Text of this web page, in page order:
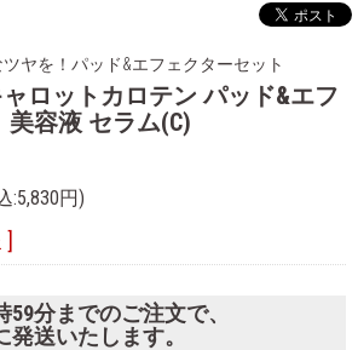
ヤを！パッド&エフェクターセット
ャロットカロテン パッド&エフ
美容液 セラム(C)
:5,830円)
]
59分までのご注文で、
発送いたします。